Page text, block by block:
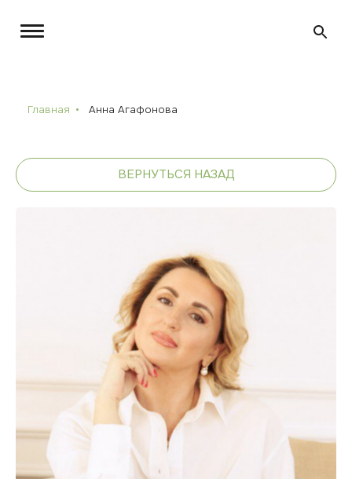
Главная Анна Агафонова
ВЕРНУТЬСЯ НАЗАД